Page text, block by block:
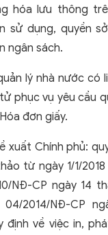
hóa lưu thông
sử dụng, quyền
ngân sách.
lý nhà nước có
phục vụ yêu cầu
đơn giấy.
xuất Chính phủ:
từ ngày 1/1/
NĐ-CP ngày 14
2014/NĐ-CP
định về việc in,